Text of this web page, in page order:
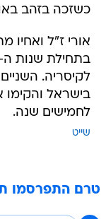
כשזכה בזהב
אורי ז"ל ואחיו
לקיסריה.
בישראל והקימו
לחמישים שנה.
שייט
טרם התפרסמו